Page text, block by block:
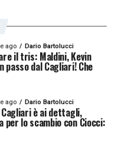
TOP NEWS
ago Dario Bartolucci
il tris: Maldini, Kevin
passo dal Cagliari! Che
ago Dario Bartolucci
Cagliari è ai dettagli,
per lo scambio con Ciocci: